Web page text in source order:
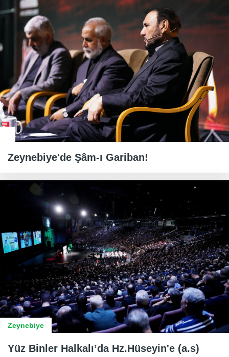
Zeynebiye'de Şâm-ı Gariban!
Zeynebiye
Yüz Binler Halkalı’da Hz.Hüseyin'e (a.s)